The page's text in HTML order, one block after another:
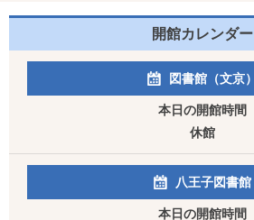
開館カレンダー
図書館（文京）
本日の開館時間
休館
八王子図書館
本日の開館時間